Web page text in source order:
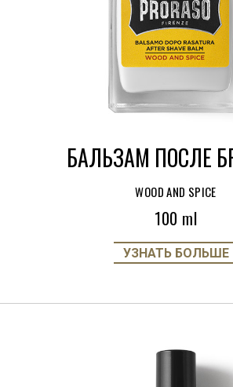
БАЛЬЗАМ ПОСЛЕ
WOOD AND SPICE
100 ml
УЗНАТЬ БОЛЬШЕ